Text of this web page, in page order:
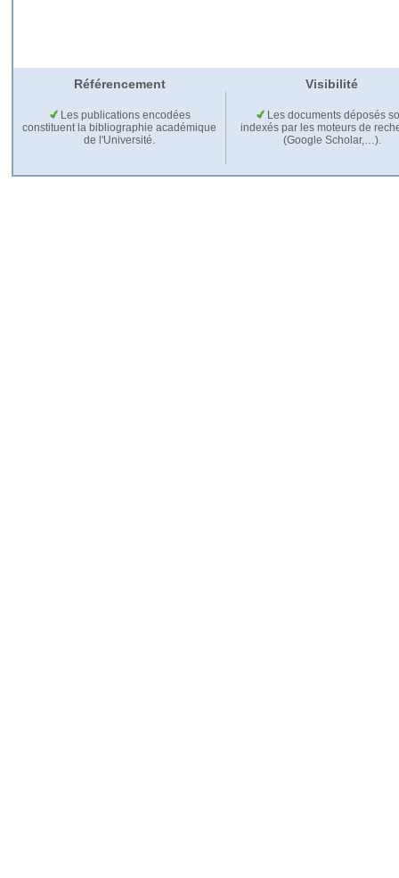
Référencement Visibilité
Les publications encodées
constituent la bibliographie académique
de l'Université.
Les documents déposés
indexés par les moteurs de
(Google Scholar,…).